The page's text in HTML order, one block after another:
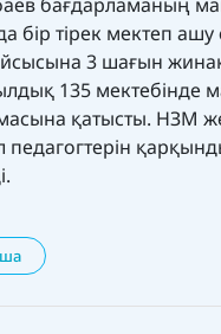
тірек мектеп ашу
3 шағын
135
қатысты.